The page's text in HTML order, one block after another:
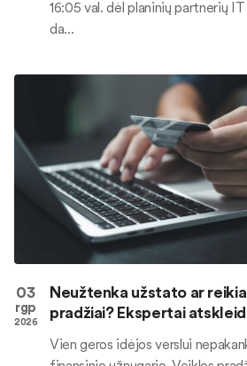
16:05 val. dėl planinių partnerių
da...
03
rgp
2026
Neužtenka užstato ar
pradžiai? Ekspertai
Vien geros idėjos verslui